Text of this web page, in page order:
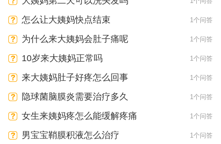
怎么让大姨妈快点结束 1个问答
为什么来大姨妈会肚子痛呢 1个问答
10岁来大姨妈正常吗 1个问答
来大姨妈肚子好疼怎么回事 1个问答
隐球菌脑膜炎需要治疗多久 1个问答
女生来姨妈疼怎么能缓解疼痛 1个问答
男宝宝鞘膜积液怎么治疗 1个问答